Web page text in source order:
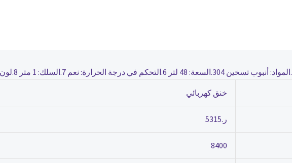
خنق كهربائي
ر.5315
8400